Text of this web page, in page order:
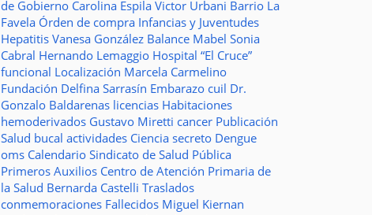
de Gobierno Carolina Espila Victor Urbani Barrio La
Favela Órden de compra Infancias y Juventudes
Hepatitis Vanesa González Balance Mabel Sonia
Cabral Hernando Lemaggio Hospital “El Cruce”
funcional Localización Marcela Carmelino
Fundación Delfina Sarrasín Embarazo cuil Dr.
Gonzalo Baldarenas licencias Habitaciones
hemoderivados Gustavo Miretti cancer Publicación
Salud bucal actividades Ciencia secreto Dengue
oms Calendario Sindicato de Salud Pública
Primeros Auxilios Centro de Atención Primaria de
la Salud Bernarda Castelli Traslados
conmemoraciones Fallecidos Miguel Kiernan